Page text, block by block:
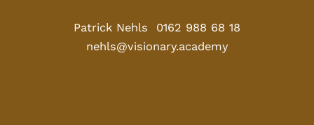
Patrick Nehls 0162 988 68 18
nehls@visionary.academy